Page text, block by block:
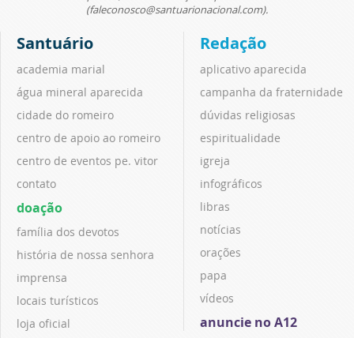
(faleconosco@santuarionacional.com).
Santuário
academia marial
água mineral aparecida
cidade do romeiro
centro de apoio ao romeiro
centro de eventos pe. vitor
contato
doação
família dos devotos
história de nossa senhora
imprensa
locais turísticos
loja oficial
Redação
aplicativo aparecida
campanha da fraternidade
dúvidas religiosas
espiritualidade
igreja
infográficos
libras
notícias
orações
papa
vídeos
anuncie no A12